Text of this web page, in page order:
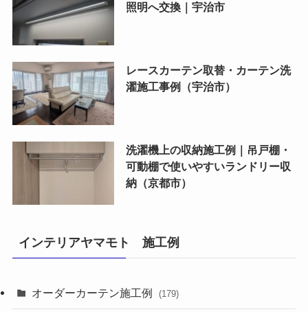
照明へ交換｜宇治市
レースカーテン取替・カーテン洗
濯施工事例（宇治市）
洗濯機上の収納施工例｜吊戸棚・
可動棚で使いやすいランドリー収
納（京都市）
インテリアヤマモト 施工例
オーダーカーテン施工例 (179)